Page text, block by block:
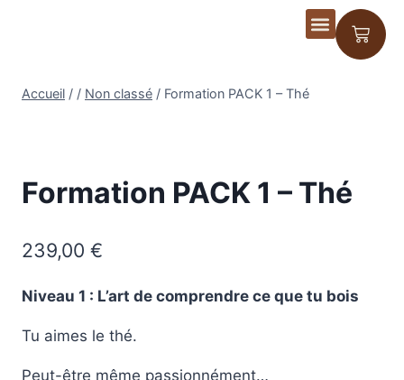
Accueil / / Non classé / Formation PACK 1 – Thé
Formation PACK 1 – Thé
239,00 €
Niveau 1 : L’art de comprendre ce que tu bois
Tu aimes le thé.
Peut-être même passionnément…